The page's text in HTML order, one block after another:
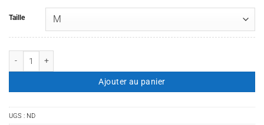
Taille
Ajouter au panier
UGS : ND